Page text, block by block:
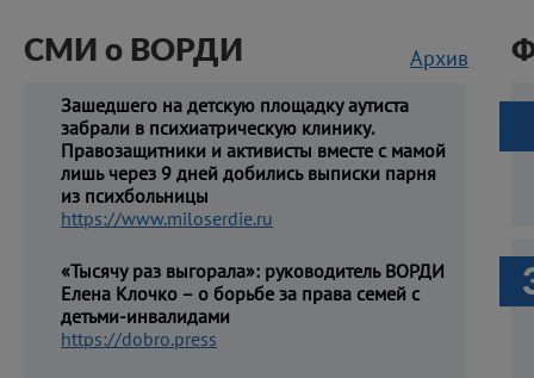
Зашедшего на детскую площадку аутиста
забрали в психиатрическую клинику.
Правозащитники и активисты вместе с мамой
лишь через 9 дней добились выписки парня
из психбольницы
https://www.miloserdie.ru
«Тысячу раз выгорала»: руководитель ВОРДИ
Елена Клочко – о борьбе за права семей с
детьми-инвалидами
https://dobro.press
Архив
СМИ о ВОРДИ